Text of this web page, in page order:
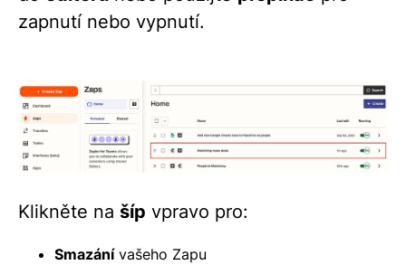
zapnutí nebo vypnutí.
Klikněte na šíp vpravo pro:
Smazánívašeho Zapu